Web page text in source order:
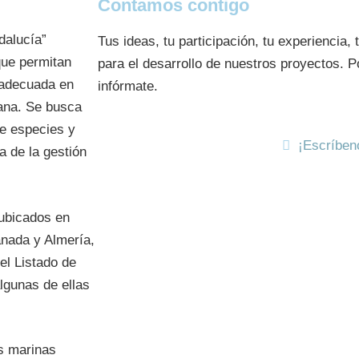
permitan
en
Se busca
especies y
de la gestión
en
y Almería,
Listado de
de ellas
marinas
Contamos contigo
Tus ideas, tu participación, tu experiencia,
para el desarrollo de nuestros proyectos.
infórmate.